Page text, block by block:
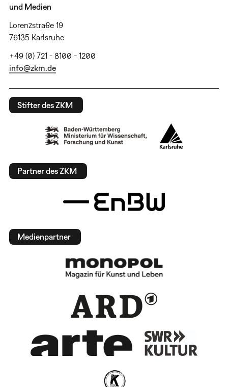
und Medien
Lorenzstraße 19
76135 Karlsruhe
+49 (0) 721 - 8100 - 1200
info@zkm.de
Stifter des ZKM
Partner des ZKM
Medienpartner